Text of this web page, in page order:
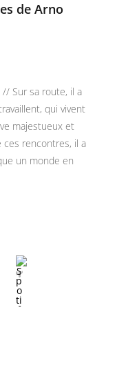
de Arno
// Sur sa route, il a
qui vivent
majestueux et
rencontres, il a
un monde en